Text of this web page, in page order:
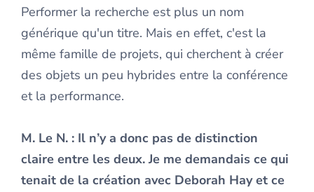
Performer la recherche est plus un nom
générique qu'un titre. Mais en effet, c'est la
même famille de projets, qui cherchent à créer
des objets un peu hybrides entre la conférence
et la performance.
M. Le N. : Il n’y a donc pas de distinction
claire entre les deux. Je me demandais ce qui
tenait de la création avec Deborah Hay et ce